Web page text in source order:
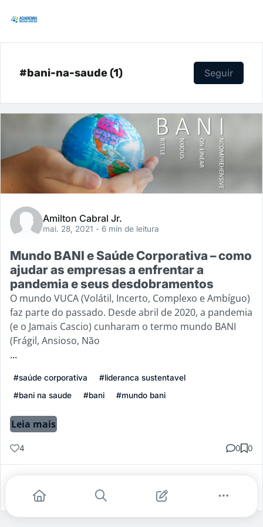
#bani-na-saude (1) Seguir
Amilton Cabral Jr.
mai. 28, 2021 - 6 min de leitura
Mundo BANI e Saúde Corporativa – como
ajudar as empresas a enfrentar a
pandemia e seus desdobramentos
O mundo VUCA (Volátil, Incerto, Complexo e Ambíguo)
faz parte do passado. Desde abril de 2020, a pandemia
(e o Jamais Cascio) cunharam o termo mundo BANI
(Frágil, Ansioso, Não
...
#saúde corporativa
#lideranca sustentavel
#bani na saude
#bani #mundo bani
Leia mais
4 0 0
Gostei Comentar Salvar